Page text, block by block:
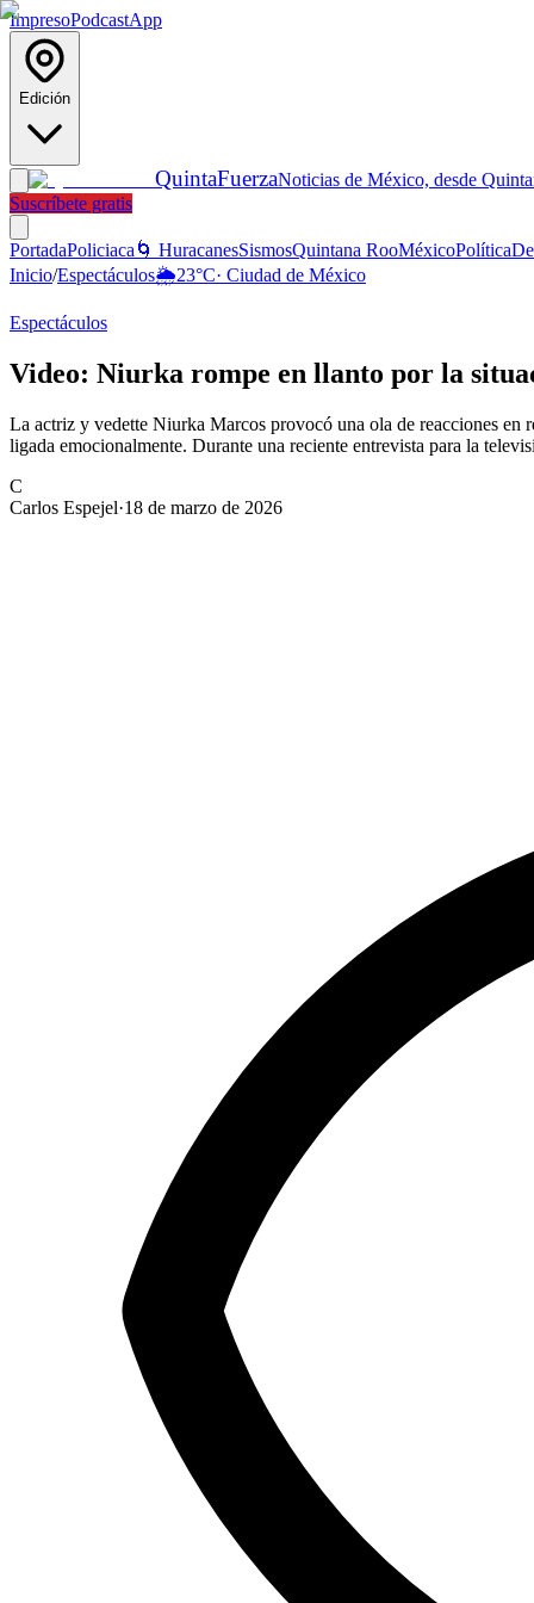
ImpresoPodcastApp
Edición
QuintaFuerzaNoticias de México, desde
Suscríbete gratis
PortadaPoliciaca 🌀 HuracanesSismosQuintana RooMéxicoPolítica
Inicio/Espectáculos🌦️23°C· Ciudad de México
Espectáculos
Video: Niurka rompe en llanto por la
La actriz y vedette Niurka Marcos provocó una ola de reacciones en
ligada emocionalmente. Durante una reciente entrevista para la
C
Carlos Espejel·18 de marzo de 2026